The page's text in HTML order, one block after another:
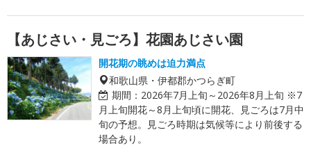
【あじさい・見ごろ】花園あじさい園
開花期の眺めは迫力満点
和歌山県・伊都郡かつらぎ町
期間： 2026年7月上旬～2026年8月上旬 ※7
月上旬開花～8月上旬頃に開花、見ごろは7月中
旬の予想。見ごろ時期は気候等により前後する
場合あり。